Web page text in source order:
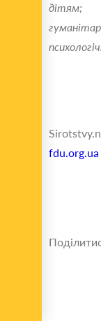
дітям;
fdu.org.ua